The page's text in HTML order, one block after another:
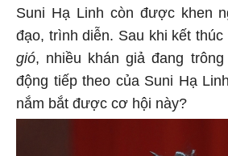
Suni Hạ Linh còn được khen
đạo, trình diễn. Sau khi kết thúc
gió, nhiều khán giả đang
động tiếp theo của Suni Hạ
nắm bắt được cơ hội này?